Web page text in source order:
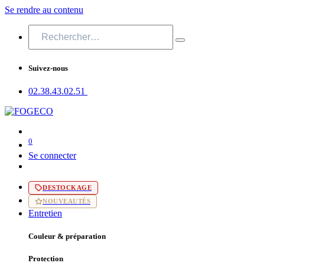
Se rendre au contenu
Suivez-nous
02.38.43​.02.51
0
Se connecter
DESTOCKAGE
NOUVEAUTÉS
Entretien
Couleur & préparation
Protection